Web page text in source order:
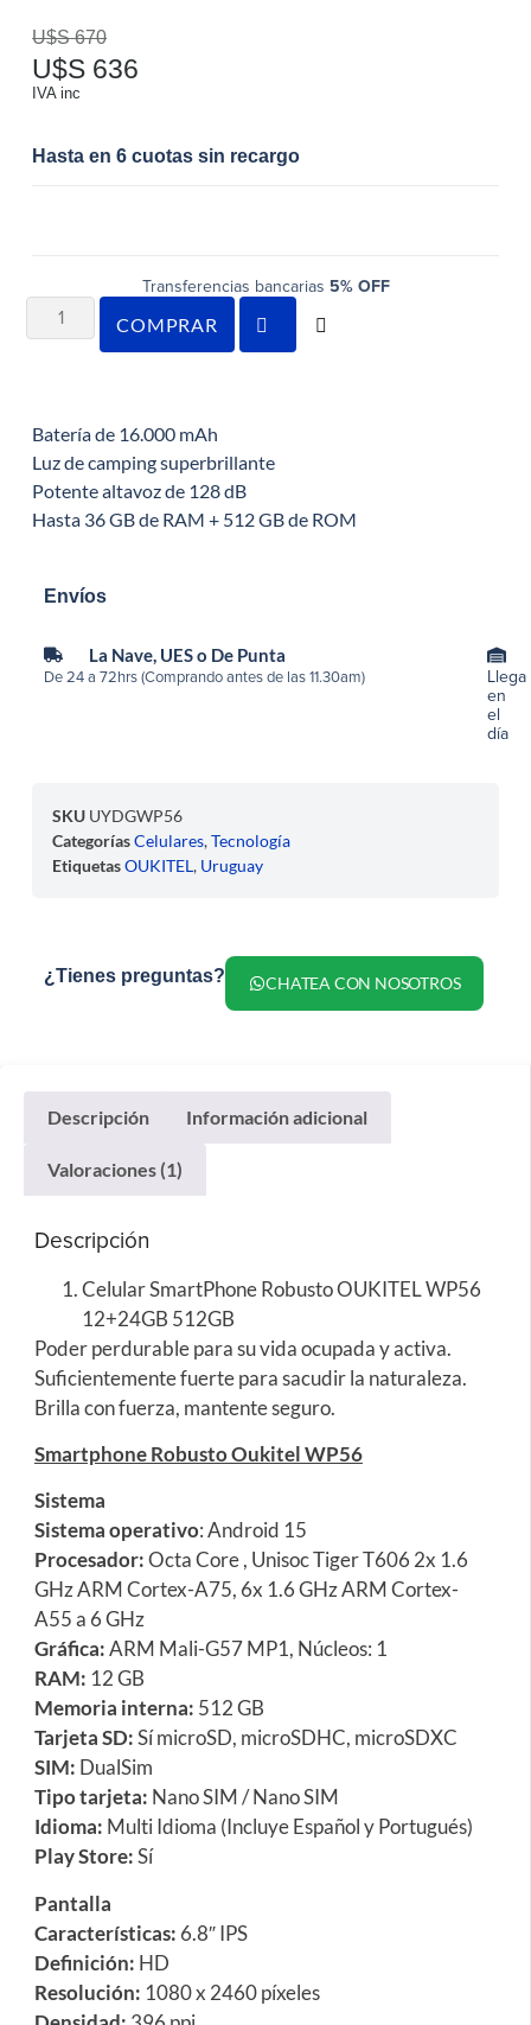
5 en base
avaloración
de un
cliente
U$S670
U$S 636
IVA inc
Hasta en 6 cuotas sin recargo
Transferencias bancarias 5% OFF
COMPRAR
Batería de 16.000 mAh
Luz de camping superbrillante
Potente altavoz de 128 dB
Hasta 36 GB de RAM + 512 GB de ROM
Envíos
La Nave, UES o De Punta
De 24 a 72hrs (Comprando antes de las 11.30am)
Llega
en
el
día
SKU UYDGWP56
CategoríasCelulares,Tecnología
EtiquetasOUKITEL, Uruguay
¿Tienes preguntas? CHATEA CON NOSOTROS
Descripción Información adicional
Valoraciones (1)
Descripción
Celular SmartPhone Robusto OUKITEL WP56
12+24GB 512GB
Poder perdurable para su vida ocupada y activa.
Suficientemente fuerte para sacudir la naturaleza.
Brilla con fuerza, mantente seguro.
Smartphone Robusto Oukitel WP56
Sistema
Sistema operativo: Android 15
Procesador:Octa Core , Unisoc Tiger T606 2x 1.6
GHz ARM Cortex-A75, 6x 1.6 GHz ARM Cortex-
A55 a 6 GHz
Gráfica:ARM Mali-G57 MP1, Núcleos: 1
RAM: 12 GB
Memoria interna: 512 GB
Tarjeta SD:Sí microSD, microSDHC, microSDXC
SIM: DualSim
Tipo tarjeta: Nano SIM / Nano SIM
Idioma: Multi Idioma (Incluye Español y Portugués)
Play Store:Sí
Pantalla
Características: 6.8″ IPS
Definición: HD
Resolución: 1080 x 2460 píxeles